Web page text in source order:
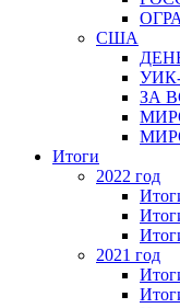
США
ЗА
Итоги
2022 год
2021 год